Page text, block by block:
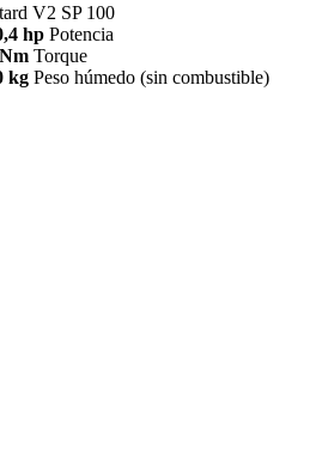
V2 SP 100
hp Potencia
Torque
kg Peso húmedo (sin combustible)